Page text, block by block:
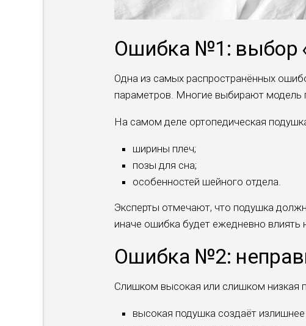
Ошибка №1: выбор
Одна из самых распространённых
параметров. Многие выбирают модель
На самом деле ортопедическая
ширины плеч;
позы для сна;
особенностей шейного отдела.
Эксперты отмечают, что подушка
иначе ошибка будет ежедневно влиять
Ошибка №2:
Слишком высокая или слишком низкая
высокая подушка создаёт